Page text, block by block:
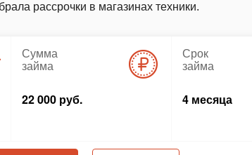
рассрочки в магазинах техники.
Сумма
займа
22 000 руб.
Срок
займа
4 месяца